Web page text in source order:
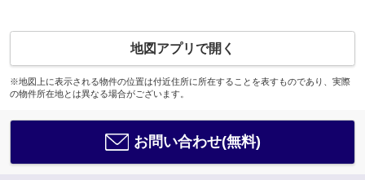
地図アプリで開く
※地図上に表示される物件の位置は付近住所に所在することを表すものであり、実際
の物件所在地とは異なる場合がございます。
お問い合わせ(無料)